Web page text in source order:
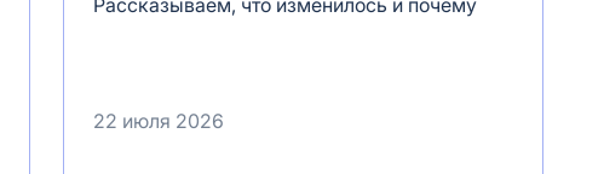
Рассказываем, что изменилось и почему
22 июля 2026